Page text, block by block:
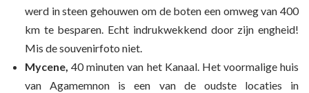
werd in steen gehouwen om de boten een omweg van 400
km te besparen. Echt indrukwekkend door zijn engheid!
Mis de souvenirfoto niet.
Mycene, 40 minuten van het Kanaal. Het voormalige huis
van Agamemnon is een van de oudste locaties in